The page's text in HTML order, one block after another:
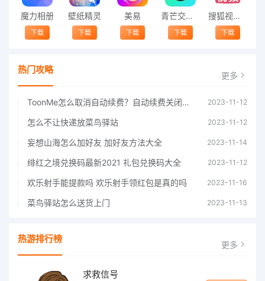
魔力相册
下载
壁纸精灵
下载
美易
下载
青芒交友软件官方版2021 v1.3
下载
搜狐视频app免费送会员下载安装到手机 v8.8.5
下载
热门攻略 更多
ToonMe怎么取消自动续费？自动续费关闭方法 2023-11-12
怎么不让快递放菜鸟驿站 2023-11-12
妄想山海怎么加好友 加好友方法大全 2023-11-14
绯红之境兑换码最新2021 礼包兑换码大全 2023-11-12
欢乐射手能提款吗 欢乐射手领红包是真的吗 2023-11-16
菜鸟驿站怎么送货上门 2023-11-13
热游排行榜 更多
求救信号